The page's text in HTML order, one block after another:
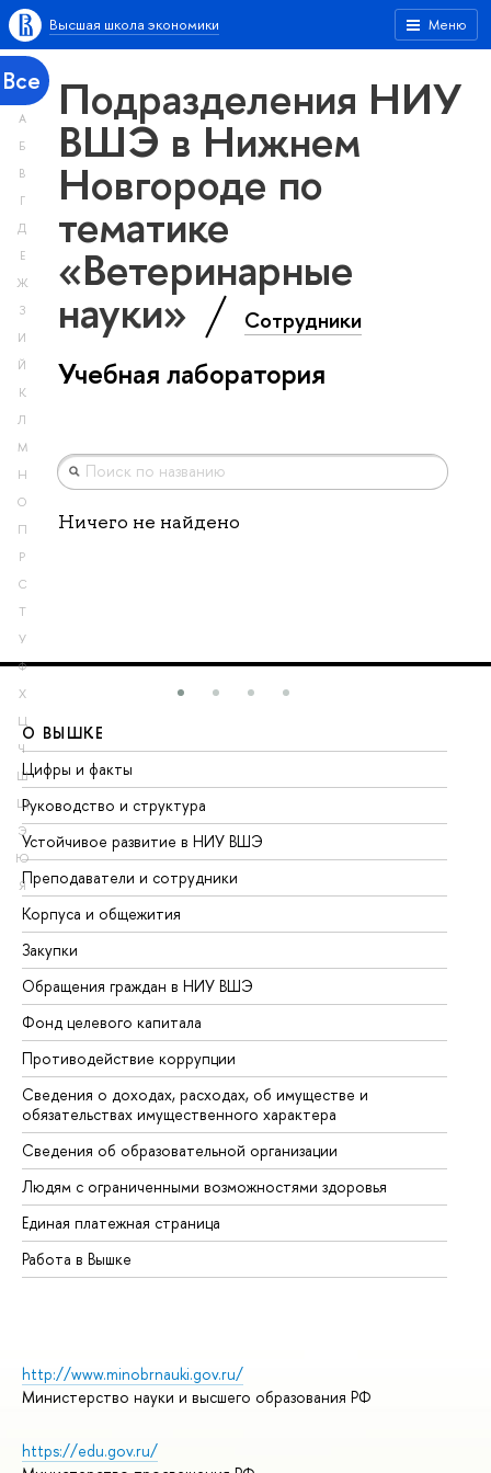
Меню
Высшая школа экономики
Все
А
Б
В
Г
Д
Е
Ж
З
И
Й
К
Л
М
Н
О
П
Р
С
Т
У
Ф
Х
Ц
Ч
Ш
Щ
Э
Ю
Я
Подразделения НИУ
ВШЭ в Нижнем
Новгороде по
тематике
«Ветеринарные
науки» Сотрудники
Учебная лаборатория
Ничего не найдено
О ВЫШКЕ
Цифры и факты
Руководство и структура
Устойчивое развитие в НИУ ВШЭ
Преподаватели и сотрудники
Корпуса и общежития
Закупки
Обращения граждан в НИУ ВШЭ
Фонд целевого капитала
Противодействие коррупции
Сведения о доходах, расходах, об имуществе и
обязательствах имущественного характера
Сведения об образовательной организации
Людям с ограниченными возможностями здоровья
Единая платежная страница
Работа в Вышке
http://www.minobrnauki.gov.ru/
Министерство науки и высшего образования РФ
https://edu.gov.ru/